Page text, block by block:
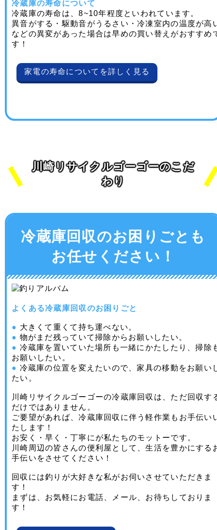
冷蔵庫の寿命について
冷蔵庫の寿命は、8~10年程度といわれています。
異音がする・駆動音がうるさい・冷凍室内の温度が高
などの異変があった場合は早めの買い替えがおすすめ
す！
家電の寿命についてを詳しく見る
川崎リサイクルゴーゴーのこだ
わり
冷蔵庫回収のお困りごとも
お任せください！
よくある冷蔵庫回収のお困りごと
● 大きくて重くて持ち運べない。
● 物がまだ残っていて掃除からお願いしたい。
● 冷蔵庫を置いていた場所も一緒にかたしたり、掃除
お願いしたい。
● 冷蔵庫の位置を変えたいので、家具の移動をお願い
たい。
川崎リサイクルゴーゴーの冷蔵庫回収は、ただ回収す
だけではありません。
ご要望があれば、冷蔵庫回収に伴う軽作業もお手伝い
たします！
お安く・早く・丁寧にが私たちのモットーです。
川崎周辺の皆さんの便利屋として、生活を豊かにする
手伝いをさせてください！
回収には釣りが大好きな私がお伺いさせていただきま
す！
まずは、お気軽にお電話、メール、お待ちしておりま
す！